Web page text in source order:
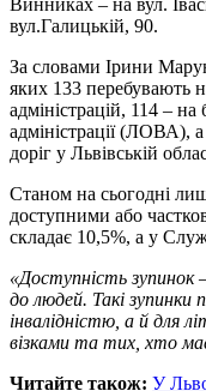
вул.Галицькій, 90.
За словами Ірини
яких 133 перебувають
адміністрацій, 114 – на
адміністрації (ЛОВА),
доріг у Львівській
Станом на сьогодні
доступними або
складає 10,5%, а у
«Доступність зупинок
до людей. Такі зупинки
інвалідністю, а й для
візками та тих, хто
Читайте також: У